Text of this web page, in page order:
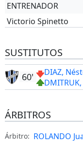
ENTRENADOR
Victorio Spinetto
SUSTITUTOS
DIAZ,
60'
ÁRBITROS
Árbitro: ROLANDO